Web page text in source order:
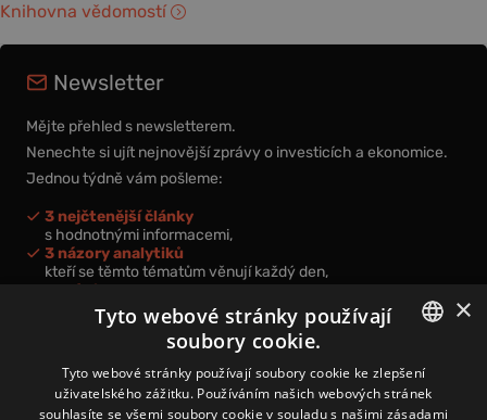
Knihovna vědomostí
Newsletter
Mějte přehled s newsletterem.
Nenechte si ujít nejnovější zprávy o investicích a ekonomice.
Jednou týdně vám pošleme:
3 nejčtenější články
s hodnotnými informacemi,
3 názory analytiků
kteří se těmto tématům věnují každý den,
nová videa a podcasty
k prohloubení vašich znalostí.
Přihlášením k newsletteru vyjadřujete svůj souhlas spodmínkami
CZECH
×
Tyto webové stránky používají
soubory cookie.
Tyto webové stránky používají soubory cookie ke zlepšení
uživatelského zážitku. Používáním našich webových stránek
souhlasíte se všemi soubory cookie v souladu s našimi zásadami